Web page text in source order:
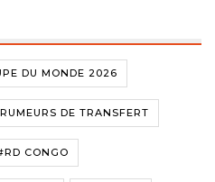
DU MONDE 2026
DE TRANSFERT
CONGO